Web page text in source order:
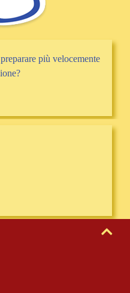
più velocemente